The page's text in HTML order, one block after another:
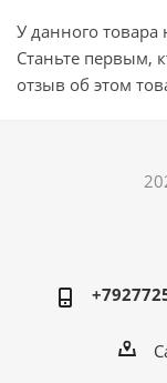
У данного товара
Станьте первым,
отзыв об этом